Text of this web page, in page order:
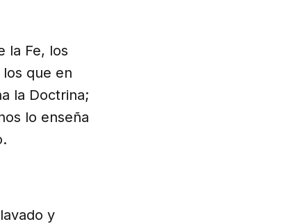
la Fe, los
que en
la Doctrina;
lo enseña
y